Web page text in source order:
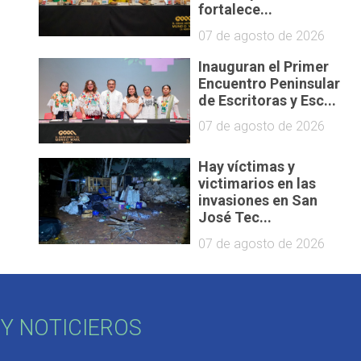
fortalece...
07 de agosto de 2026
Inauguran el Primer
Encuentro Peninsular
de Escritoras y Esc...
07 de agosto de 2026
Hay víctimas y
victimarios en las
invasiones en San
José Tec...
07 de agosto de 2026
NOTICIEROS